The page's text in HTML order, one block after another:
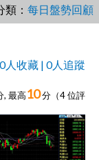
類： 每日盤勢回顧
人收藏 | 0人追蹤
, 最高10分（4位評
分）